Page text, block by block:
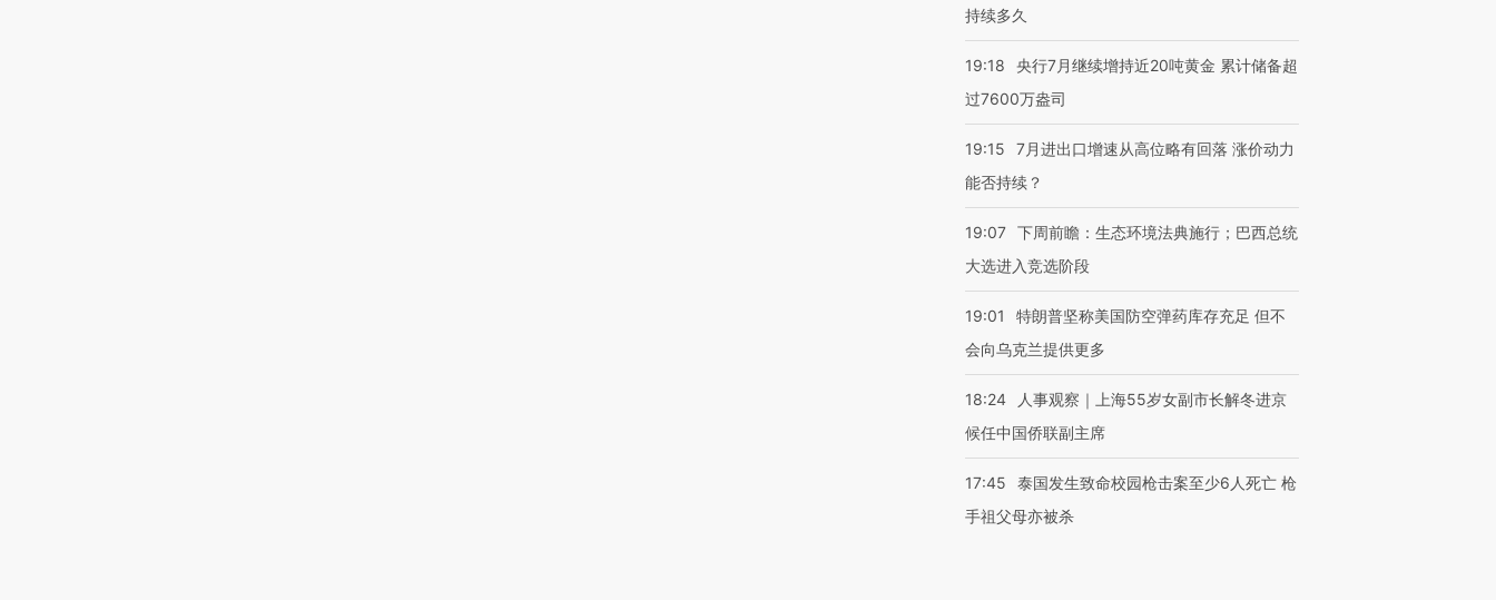
持续多久
19:18
央行7月继续增持近20吨黄金 累计储备超
过7600万盎司
19:15
7月进出口增速从高位略有回落 涨价动力
能否持续？
19:07 下周前瞻：生态环境法典施行；巴西总统
大选进入竞选阶段
19:01
特朗普坚称美国防空弹药库存充足 但不
会向乌克兰提供更多
18:24
人事观察｜上海55岁女副市长解冬进京
候任中国侨联副主席
17:45
泰国发生致命校园枪击案至少6人死亡 枪
手祖父母亦被杀